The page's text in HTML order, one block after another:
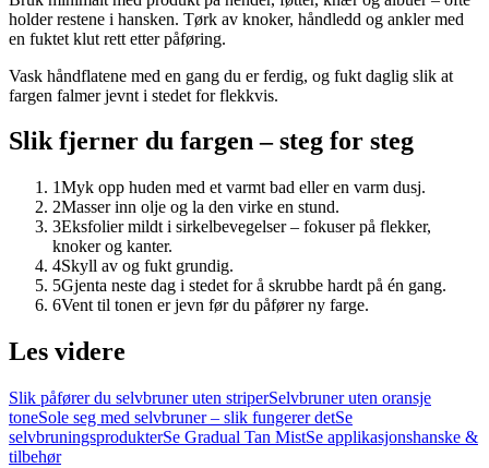
holder restene i hansken. Tørk av knoker, håndledd og ankler med
en fuktet klut rett etter påføring.
Vask håndflatene med en gang du er ferdig, og fukt daglig slik at
fargen falmer jevnt i stedet for flekkvis.
Slik fjerner du fargen – steg for steg
1Myk opp huden med et varmt bad eller en varm dusj.
2Masser inn olje og la den virke en stund.
3Eksfolier mildt i sirkelbevegelser – fokuser på flekker,
knoker og kanter.
4Skyll av og fukt grundig.
5Gjenta neste dag i stedet for å skrubbe hardt på én gang.
6Vent til tonen er jevn før du påfører ny farge.
Les videre
Slik påfører du selvbruner uten striperSelvbruner uten oransje
toneSole seg med selvbruner – slik fungerer detSe
selvbruningsprodukterSe Gradual Tan MistSe applikasjonshanske &
tilbehør